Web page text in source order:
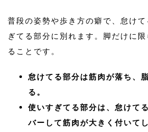
普段の姿勢や歩き方の癖で、怠け
ぎてる部分に別れます。脚だけに限
ることです。
怠けてる部分は筋肉が落ち、
る。
使いすぎてる部分は、怠けて
バーして筋肉が大きく付いて